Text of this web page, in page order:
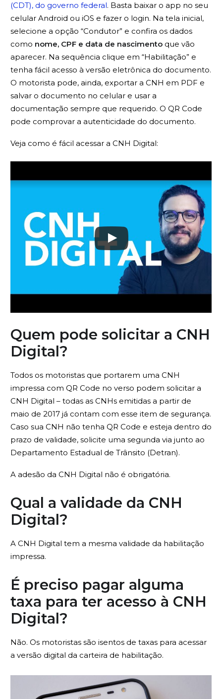
(CDT), do governo federal. Basta baixar o app no seu
celular Android ou iOS e fazer o login. Na tela inicial,
selecione a opção “Condutor” e confira os dados
como nome, CPF e data de nascimento que vão
aparecer. Na sequência clique em “Habilitação” e
tenha fácil acesso à versão eletrônica do documento.
O motorista pode, ainda, exportar a CNH em PDF e
salvar o documento no celular e usar a
documentação sempre que requerido. O QR Code
pode comprovar a autenticidade do documento.
Veja como é fácil acessar a CNH Digital:
Quem pode solicitar a CNH
Digital?
Todos os motoristas que portarem uma CNH
impressa com QR Code no verso podem solicitar a
CNH Digital – todas as CNHs emitidas a partir de
maio de 2017 já contam com esse item de segurança.
Caso sua CNH não tenha QR Code e esteja dentro do
prazo de validade, solicite uma segunda via junto ao
Departamento Estadual de Trânsito (Detran).
A adesão da CNH Digital não é obrigatória.
Qual a validade da CNH
Digital?
A CNH Digital tem a mesma validade da habilitação
impressa.
É preciso pagar alguma
taxa para ter acesso à CNH
Digital?
Não. Os motoristas são isentos de taxas para acessar
a versão digital da carteira de habilitação.